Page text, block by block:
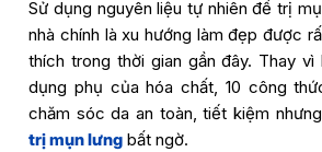
Sử dụng nguyên liệu tự nhiên để trị
nhà chính là xu hướng làm đẹp được
thích trong thời gian gần đây. Thay
dụng phụ của hóa chất, 10 công
chăm sóc da an toàn, tiết kiệm
trị mụn lưng bất ngờ.